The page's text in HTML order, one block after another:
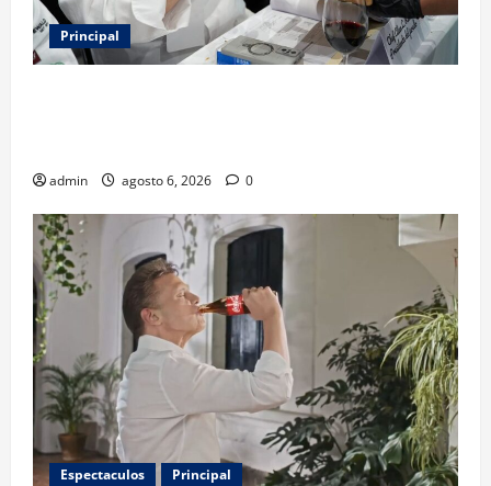
Principal
admin agosto 6, 2026 0
Espectaculos Principal